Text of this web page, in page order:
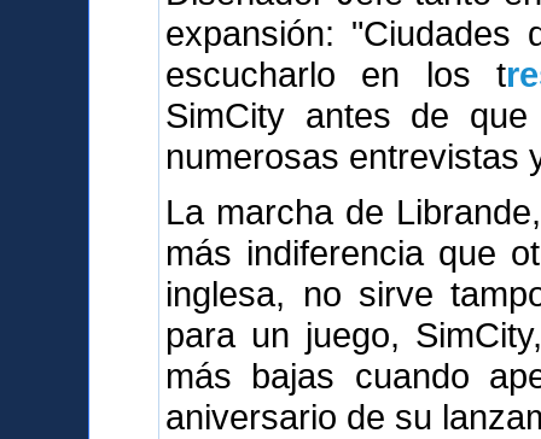
expansión: "Ciudades
escucharlo en los t
SimCity antes de
numerosas entrevistas
La marcha de
más indiferencia que
inglesa, no sirve
para un juego,
más bajas cuando
aniversario de su